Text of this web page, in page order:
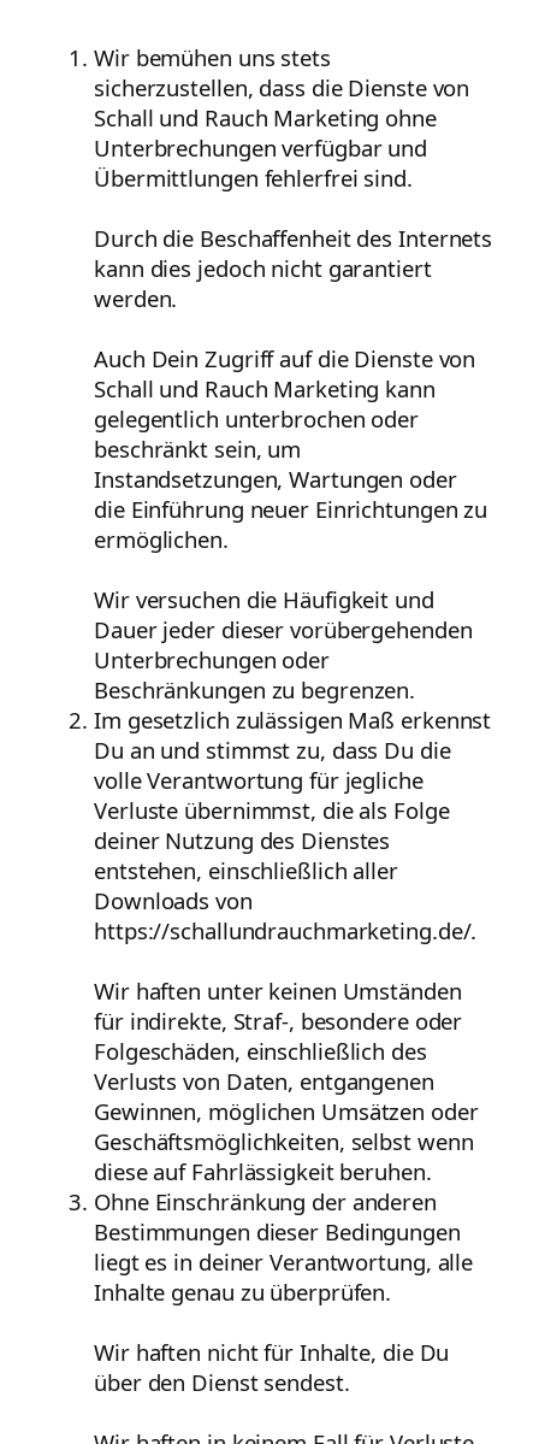
Wir bemühen uns stets
sicherzustellen, dass die Dienste von
Schall und Rauch Marketing ohne
Unterbrechungen verfügbar und
Übermittlungen fehlerfrei sind.
Durch die Beschaffenheit des Internets
kann dies jedoch nicht garantiert
werden.
Auch Dein Zugriff auf die Dienste von
Schall und Rauch Marketing kann
gelegentlich unterbrochen oder
beschränkt sein, um
Instandsetzungen, Wartungen oder
die Einführung neuer Einrichtungen zu
ermöglichen.
Wir versuchen die Häufigkeit und
Dauer jeder dieser vorübergehenden
Unterbrechungen oder
Beschränkungen zu begrenzen.
Im gesetzlich zulässigen Maß erkennst
Du an und stimmst zu, dass Du die
volle Verantwortung für jegliche
Verluste übernimmst, die als Folge
deiner Nutzung des Dienstes
entstehen, einschließlich aller
Downloads von
https://schallundrauchmarketing.de/.
Wir haften unter keinen Umständen
für indirekte, Straf-, besondere oder
Folgeschäden, einschließlich des
Verlusts von Daten, entgangenen
Gewinnen, möglichen Umsätzen oder
Geschäftsmöglichkeiten, selbst wenn
diese auf Fahrlässigkeit beruhen.
Ohne Einschränkung der anderen
Bestimmungen dieser Bedingungen
liegt es in deiner Verantwortung, alle
Inhalte genau zu überprüfen.
Wir haften nicht für Inhalte, die Du
über den Dienst sendest.